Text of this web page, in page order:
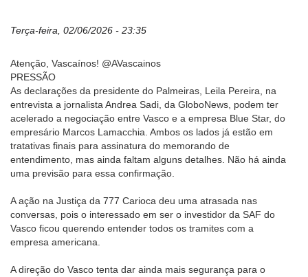
Terça-feira, 02/06/2026 - 23:35
Atenção, Vascaínos! @AVascainos
PRESSÃO
As declarações da presidente do Palmeiras, Leila Pereira, na
entrevista a jornalista Andrea Sadi, da GloboNews, podem ter
acelerado a negociação entre Vasco e a empresa Blue Star, do
empresário Marcos Lamacchia. Ambos os lados já estão em
tratativas finais para assinatura do memorando de
entendimento, mas ainda faltam alguns detalhes. Não há ainda
uma previsão para essa confirmação.
A ação na Justiça da 777 Carioca deu uma atrasada nas
conversas, pois o interessado em ser o investidor da SAF do
Vasco ficou querendo entender todos os tramites com a
empresa americana.
A direção do Vasco tenta dar ainda mais segurança para o